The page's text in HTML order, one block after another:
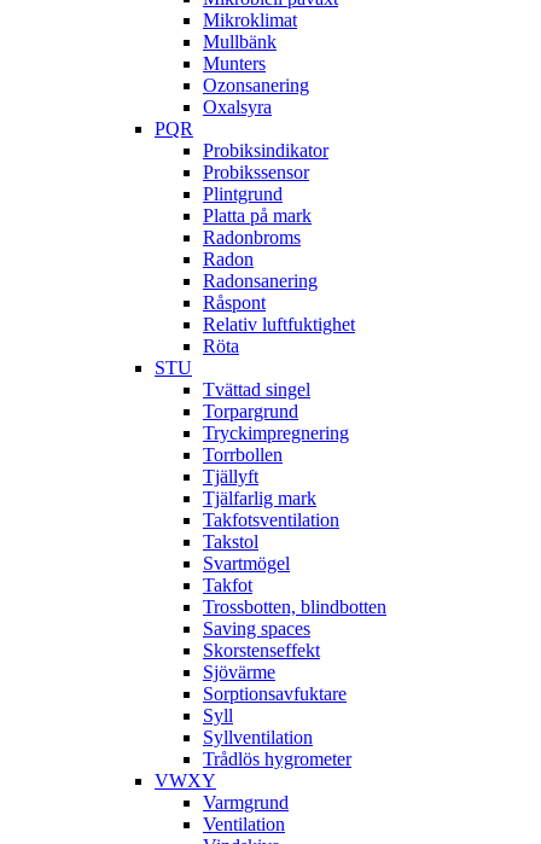
Mikroklimat
Mullbänk
Munters
Ozonsanering
Oxalsyra
PQR
Probiksindikator
Probikssensor
Plintgrund
Platta på mark
Radonbroms
Radon
Radonsanering
Råspont
Relativ luftfuktighet
Röta
STU
Tvättad singel
Torpargrund
Tryckimpregnering
Torrbollen
Tjällyft
Tjälfarlig mark
Takfotsventilation
Takstol
Svartmögel
Takfot
Trossbotten, blindbotten
Saving spaces
Skorstenseffekt
Sjövärme
Sorptionsavfuktare
Syll
Syllventilation
Trådlös hygrometer
VWXY
Varmgrund
Ventilation